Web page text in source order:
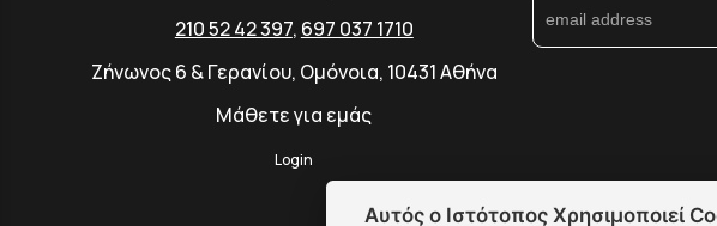
210 52 42 397, 697 037 1710
Ζήνωνος 6 & Γερανίου, Ομόνοια, 10431 Αθήνα
Μάθετε για εμάς
Login
Αυτός ο Ιστότοπος Χρησιμοποιεί